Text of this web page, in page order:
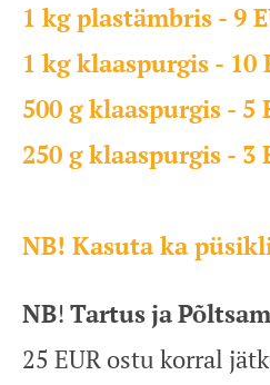
1 kg plastämbris - 9
1 kg klaaspurgis - 10
500 g klaaspurgis - 5
250 g klaaspurgis - 3
NB! Kasuta ka
NB! Tartusja
25 EUR ostu korral